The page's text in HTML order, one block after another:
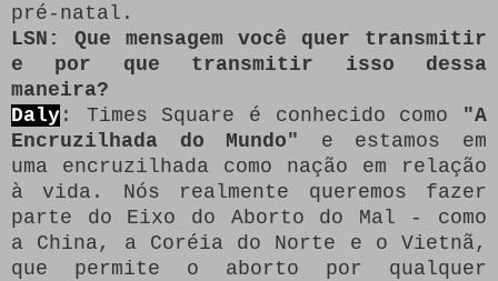
pré-natal.
LSN: Que mensagem você quer transmitir
e por que transmitir isso dessa
maneira?
Daly : Times Square é conhecido como "A
Encruzilhada do Mundo"
e estamos em
uma encruzilhada como nação em relação
à vida.
Nós realmente queremos fazer
parte do Eixo do Aborto do Mal - como
a China, a Coréia do Norte e o Vietnã,
que permite o aborto por qualquer